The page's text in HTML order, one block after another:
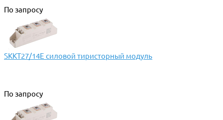
По запросу
SKKT27/14E силовой тиристорный модуль
По запросу